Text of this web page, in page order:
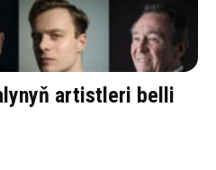
artistleri belli